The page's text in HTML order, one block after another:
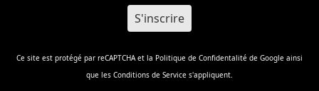
Ce site est protégé par reCAPTCHA et la Politique de Confidentalité de Google ainsi
que les Conditions de Service s'appliquent.